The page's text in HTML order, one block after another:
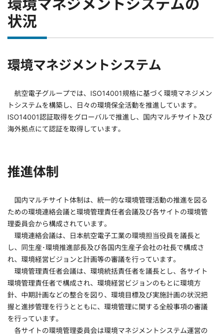
環境マネジメントシステムの
状況
環境マネジメントシステム
航空電子グループでは、ISO14001規格に基づく環境マネジメン
トシステムを構築し、日々の環境保全活動を推進しています。
ISO14001認証取得をグローバルで推進し、国内マルチサイト及び
海外拠点にて認証を取得しています。
推進体制
国内マルチサイト体制は、統一的な環境管理活動の推進を図る
ための環境連絡会議と環境管理責任者会議及び各サイトの環境管
理委員会から構成されています。
環境連絡会議は、日本航空電子工業の環境担当役員を議長と
し、同生産･環境推進部長及び各国内生産子会社の社長で構成さ
れ、環境経営ビジョンと計画等の審議を行っています。
環境管理責任者会議は、環境統括責任者を議長とし、各サイト
環境管理責任者で構成され、環境経営ビジョンのもとに環境方
針、中期計画などの整合を図り、環境目標及び実施計画の状況把
握と進捗管理を行うとともに、環境管理に関する全般事項の審議
を行っています。
各サイトの環境管理委員会は環境マネジメントシステム運営の